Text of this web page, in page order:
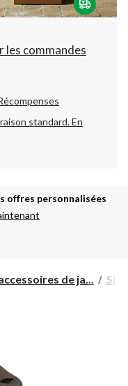
les commandes
standard.En
offres personnalisées
de ja...